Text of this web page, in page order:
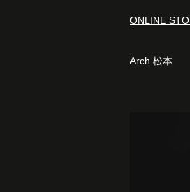
ONLINE
Arch 松本